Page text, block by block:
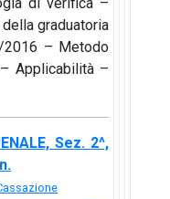
di verifica –
graduatoria
2016 – Metodo
Applicabilità –
Sez. 2^,